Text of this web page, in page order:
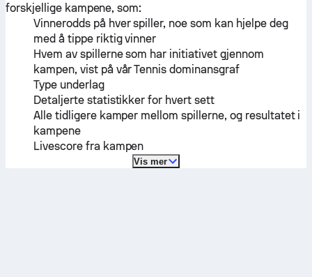
forskjellige kampene, som:
Vinnerodds på hver spiller, noe som kan hjelpe deg
med å tippe riktig vinner
Hvem av spillerne som har initiativet gjennom
kampen, vist på vår Tennis dominansgraf
Type underlag
Detaljerte statistikker for hvert sett
Alle tidligere kamper mellom spillerne, og resultatet i
kampene
Livescore fra kampen
Vis mer